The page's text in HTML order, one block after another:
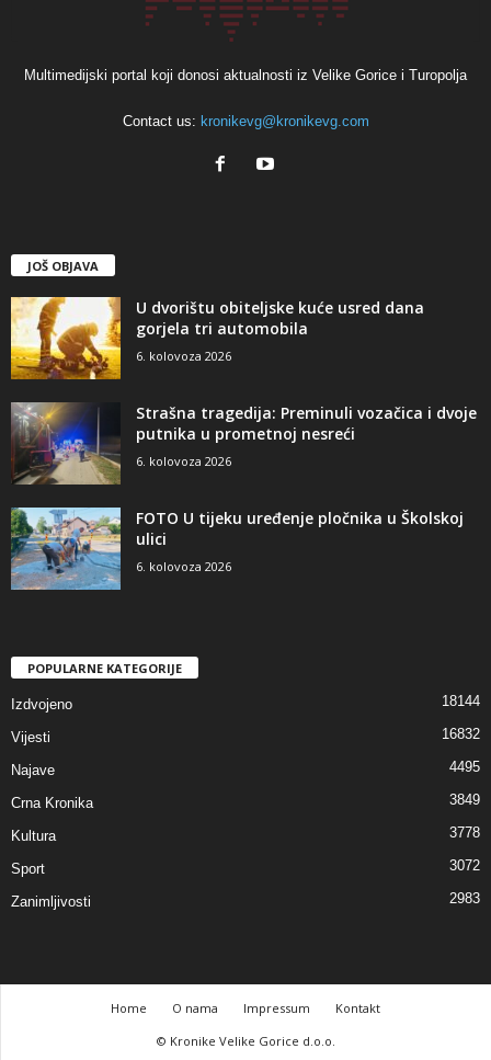
Multimedijski portal koji donosi aktualnosti iz Velike Gorice i Turopolja
Contact us: kronikevg@kronikevg.com
JOŠ OBJAVA
U dvorištu obiteljske kuće usred dana
gorjela tri automobila
6. kolovoza 2026
Strašna tragedija: Preminuli vozačica i dvoje
putnika u prometnoj nesreći
6. kolovoza 2026
FOTO U tijeku uređenje pločnika u Školskoj
ulici
6. kolovoza 2026
POPULARNE KATEGORIJE
Izdvojeno 18144
Vijesti 16832
Najave 4495
Crna Kronika 3849
Kultura 3778
Sport 3072
Zanimljivosti 2983
Home O nama Impressum
Kontakt
© Kronike Velike Gorice d.o.o.